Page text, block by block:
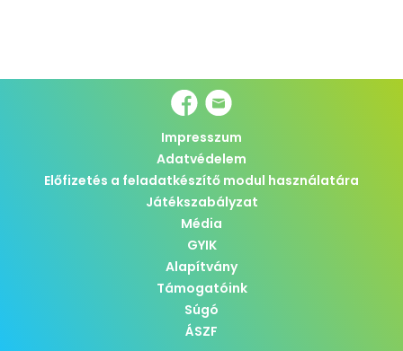
Impresszum
Adatvédelem
Előfizetés a feladatkészítő modul használatára
Játékszabályzat
Média
GYIK
Alapítvány
Támogatóink
Súgó
ÁSZF